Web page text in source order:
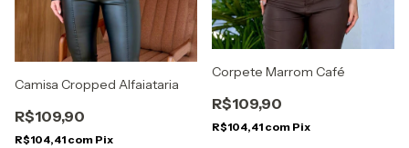
Camisa Cropped Alfaiataria
R$109,90
R$104,41 com Pix
Corpete Marrom Café
R$109,90
R$104,41 com Pix